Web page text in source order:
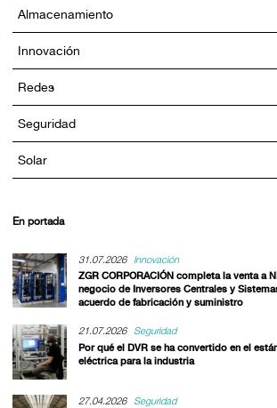
Almacenamiento
Innovación
Redes
Seguridad
Solar
En portada
31.07.2026
Innovación
ZGR CORPORACIÓN completa la venta a
negocio de Inversores Centrales y
acuerdo de fabricación y suministro
21.07.2026
Seguridad
Por qué el DVR se ha convertido en el
eléctrica para la industria
27.04.2026
Seguridad